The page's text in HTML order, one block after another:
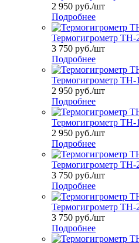
2 950 руб./шт
Подробнее
Термогигрометр
3 750 руб./шт
Подробнее
Термогигрометр TH-
2 950 руб./шт
Подробнее
Термогигрометр TH-
2 950 руб./шт
Подробнее
Термогигрометр TH-
3 750 руб./шт
Подробнее
Термогигрометр TH-
3 750 руб./шт
Подробнее